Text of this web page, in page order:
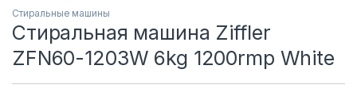
Стиральные машины
Стиральная машина Ziffler
ZFN60-1203W 6kg 1200rmp White